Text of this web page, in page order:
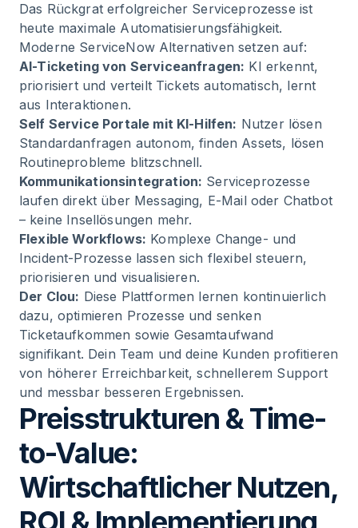
Das Rückgrat erfolgreicher Serviceprozesse ist
heute maximale Automatisierungsfähigkeit.
Moderne ServiceNow Alternativen setzen auf:
AI-Ticketingvon Serviceanfragen: KI erkennt,
priorisiert und verteilt Tickets automatisch, lernt
aus Interaktionen.
Self Service Portale mit KI-Hilfen: Nutzer lösen
Standardanfragen autonom, finden Assets, lösen
Routineprobleme blitzschnell.
Kommunikationsintegration: Serviceprozesse
laufen direkt über Messaging, E-Mail oder Chatbot
– keine Insellösungen mehr.
Flexible Workflows: Komplexe Change- und
Incident-Prozesse lassen sich flexibel steuern,
priorisieren und visualisieren.
Der Clou: Diese Plattformen lernen kontinuierlich
dazu, optimieren Prozesse und senken
Ticketaufkommen sowie Gesamtaufwand
signifikant. Dein Team und deine Kunden profitieren
von höherer Erreichbarkeit, schnellerem Support
und messbar besseren Ergebnissen.
Preisstrukturen & Time-
to-Value:
Wirtschaftlicher Nutzen,